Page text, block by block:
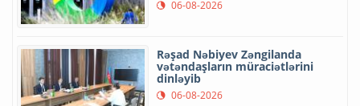
06-08-2026
Rəşad Nəbiyev Zəngilanda
vətəndaşların müraciətlərini
dinləyib
06-08-2026